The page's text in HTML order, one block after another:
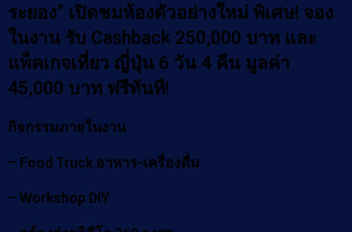
ระยอง” เปิดชมห้องตัวอย่างใหม่ พิเศษ! จอง
ในงาน รับ Cashback 250,000 บาท และ
แพ็คเกจเที่ยว ญี่ปุ่น 6 วัน 4 คืน มูลค่า
45,000 บาท ฟรีทันที!
กิจกรรมภายในงาน
– Food Truck อาหาร-เครื่องดื่ม
– Workshop DIY